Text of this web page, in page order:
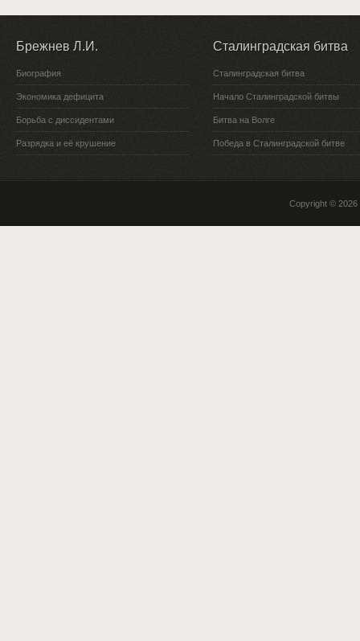
Брежнев Л.И.
Биография
Экономика дефицита
Борьба с диссидентами
Разрядка и её крушение
Сталинградская битва
Сталинградская битва
Начало Сталинградской битвы
Битва на Волге
Победа в Сталинградской битве
Copyright © 2026